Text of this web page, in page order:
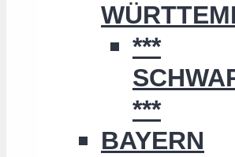
***
***
BAYERN